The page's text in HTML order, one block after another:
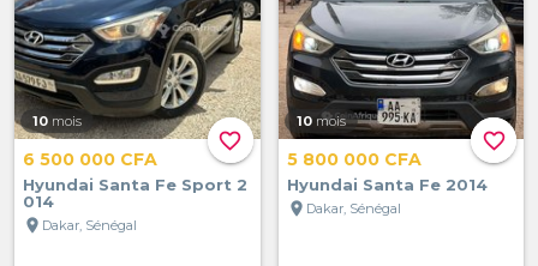
favorite_border
10 mois
6 500 000 CFA
Hyundai Santa Fe Sport 2
014
location_on Dakar, Sénégal
favorite_border
10 mois
5 800 000 CFA
Hyundai Santa Fe 2014
location_on Dakar, Sénégal